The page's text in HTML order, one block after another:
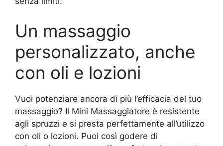
Un massaggio
personalizzato, anche
con oli e lozioni
Vuoi potenziare ancora di più l’efficacia del tuo
massaggio? Il Mini Massaggiatore è resistente
agli spruzzi e si presta perfettamente all’utilizzo
con oli o lozioni. Puoi così godere di